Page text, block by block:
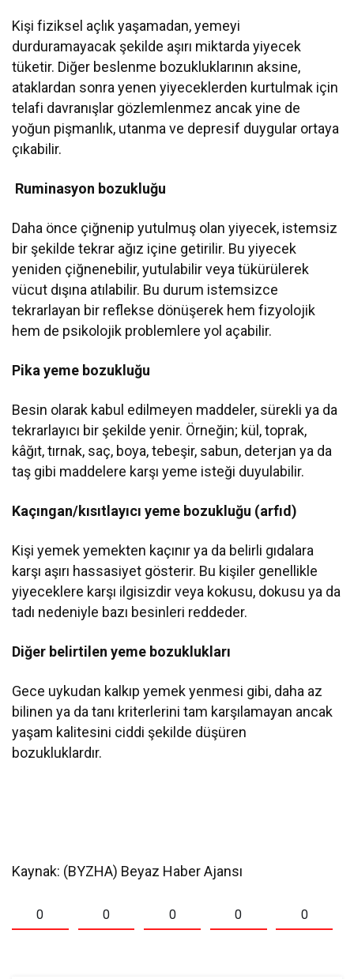
Kişi fiziksel açlık yaşamadan, yemeyi
durduramayacak şekilde aşırı miktarda yiyecek
tüketir. Diğer beslenme bozukluklarının aksine,
ataklardan sonra yenen yiyeceklerden kurtulmak için
telafi davranışlar gözlemlenmez ancak yine de
yoğun pişmanlık, utanma ve depresif duygular ortaya
çıkabilir.
Ruminasyon bozukluğu
Daha önce çiğnenip yutulmuş olan yiyecek, istemsiz
bir şekilde tekrar ağız içine getirilir. Bu yiyecek
yeniden çiğnenebilir, yutulabilir veya tükürülerek
vücut dışına atılabilir. Bu durum istemsizce
tekrarlayan bir reflekse dönüşerek hem fizyolojik
hem de psikolojik problemlere yol açabilir.
Pika yeme bozukluğu
Besin olarak kabul edilmeyen maddeler, sürekli ya da
tekrarlayıcı bir şekilde yenir. Örneğin; kül, toprak,
kâğıt, tırnak, saç, boya, tebeşir, sabun, deterjan ya da
taş gibi maddelere karşı yeme isteği duyulabilir.
Kaçıngan/kısıtlayıcı yeme bozukluğu (arfıd)
Kişi yemek yemekten kaçınır ya da belirli gıdalara
karşı aşırı hassasiyet gösterir. Bu kişiler genellikle
yiyeceklere karşı ilgisizdir veya kokusu, dokusu ya da
tadı nedeniyle bazı besinleri reddeder.
Diğer belirtilen yeme bozuklukları
Gece uykudan kalkıp yemek yenmesi gibi, daha az
bilinen ya da tanı kriterlerini tam karşılamayan ancak
yaşam kalitesini ciddi şekilde düşüren
bozukluklardır.
Kaynak: (BYZHA) Beyaz Haber Ajansı
0 0 0 0 0